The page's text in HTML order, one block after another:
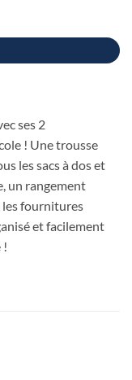
ses 2
! Une trousse
les sacs à dos et
un rangement
les fournitures
et facilement
!